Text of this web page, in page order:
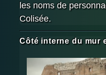
les noms de
Colisée.
Côté interne du mur